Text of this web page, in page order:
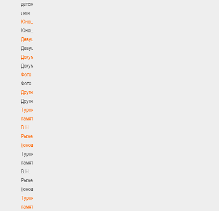
детской
лиги
Юноши
Юноши
Девушки
Девушки
Документы
Документы
Фото
Фото
Другие
Другие
Турнир
памяти
В.Н.
Рыженкова
(юноши)
Турнир
памяти
В.Н.
Рыженкова
(юноши)
Турнир
памяти